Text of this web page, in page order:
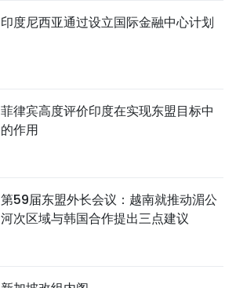
印度尼西亚通过设立国际金融中心计划
菲律宾高度评价印度在实现东盟目标中
的作用
第59届东盟外长会议：越南就推动湄公
河次区域与韩国合作提出三点建议